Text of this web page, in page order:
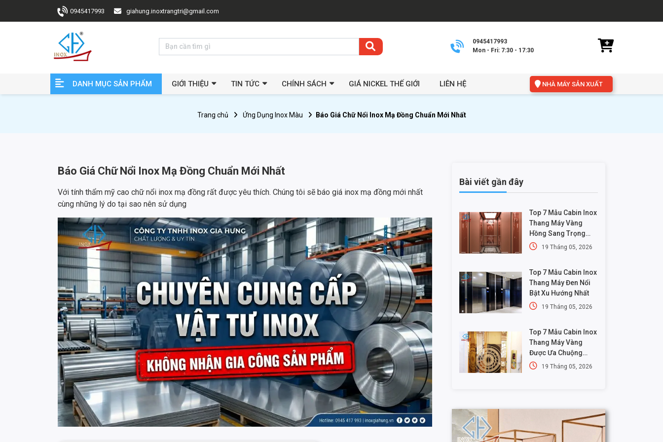
0945417993 giahung.inoxtrangtri@gmail.com
0945417993
Mon - Fri: 7:30 - 17:30
DANH MỤC SẢN PHẨM GIỚI THIỆU TIN TỨC CHÍNH SÁCH GIÁ NICKEL THẾ GIỚI LIÊN HỆ NHÀ MÁY SẢN XUẤT
Trang chủ Ứng Dụng Inox Màu Báo Giá Chữ Nổi Inox Mạ Đồng Chuẩn Mới Nhất
Báo Giá Chữ Nổi Inox Mạ Đồng Chuẩn Mới Nhất
Với tính thẩm mỹ cao chữ nổi inox mạ đồng rất được yêu thích. Chúng tôi sẽ báo giá inox mạ đồng mới nhất
cùng những lý do tại sao nên sử dụng
Bài viết gần đây
Top 7 Mẫu Cabin Inox
Thang Máy Vàng
Hồng Sang Trọng
Nhất19 Tháng 05, 2026
Top 7 Mẫu Cabin Inox
Thang Máy Đen Nổi
Bật Xu Hướng Nhất
19 Tháng 05, 2026
Top 7 Mẫu Cabin Inox
Thang Máy Vàng
Được Ưa Chuộng
Nhất19 Tháng 05, 2026